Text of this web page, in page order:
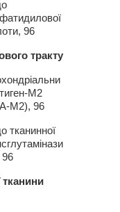
96
тракту
М2
М2), 96
тканинної
96
тканини